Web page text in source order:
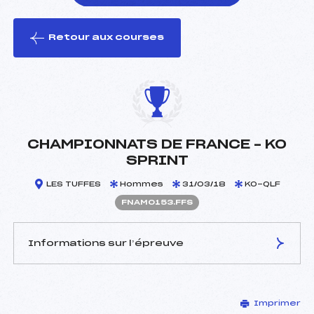
le ski
Retour aux courses
CHAMPIONNATS DE FRANCE – KO
SPRINT
LES TUFFES Hommes 31/03/18 KO-QLF
FNAM0153.FFS
Informations sur l’épreuve
LEBAS QUENTIN (MB)
Imprimer